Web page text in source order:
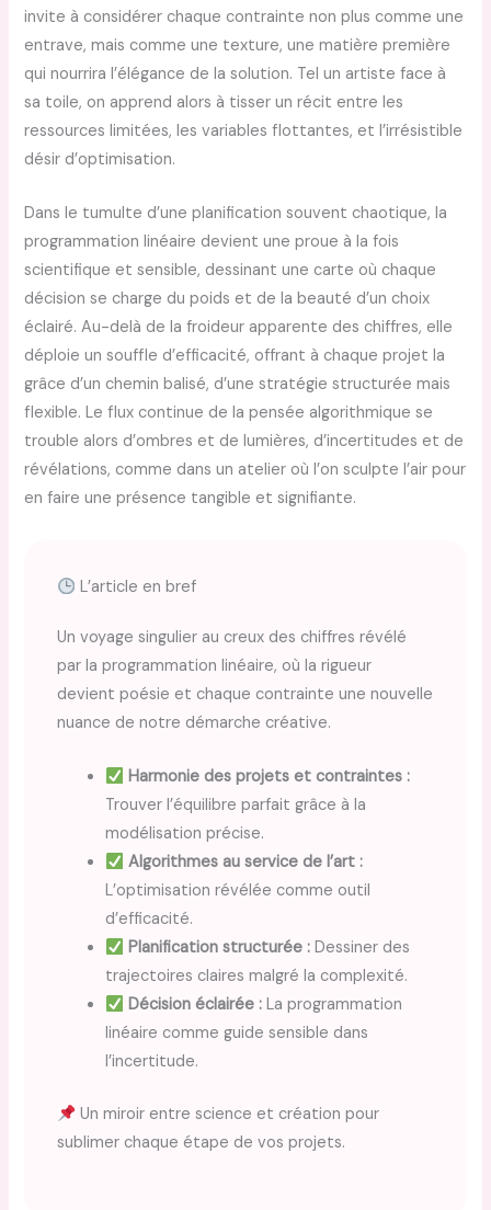
invite à considérer chaque contrainte non plus comme une
entrave, mais comme une texture, une matière première
qui nourrira l’élégance de la solution. Tel un artiste face à
sa toile, on apprend alors à tisser un récit entre les
ressources limitées, les variables flottantes, et l’irrésistible
désir d’optimisation.
Dans le tumulte d’une planification souvent chaotique, la
programmation linéaire devient une proue à la fois
scientifique et sensible, dessinant une carte où chaque
décision se charge du poids et de la beauté d’un choix
éclairé. Au-delà de la froideur apparente des chiffres, elle
déploie un souffle d’efficacité, offrant à chaque projet la
grâce d’un chemin balisé, d’une stratégie structurée mais
flexible. Le flux continue de la pensée algorithmique se
trouble alors d’ombres et de lumières, d’incertitudes et de
révélations, comme dans un atelier où l’on sculpte l’air pour
en faire une présence tangible et signifiante.
L’article en bref
Un voyage singulier au creux des chiffres révélé
par la programmation linéaire, où la rigueur
devient poésie et chaque contrainte une nouvelle
nuance de notre démarche créative.
Harmonie des projets et contraintes :
Trouver l’équilibre parfait grâce à la
modélisation précise.
Algorithmes au service de l’art :
L’optimisation révélée comme outil
d’efficacité.
Planification structurée :Dessiner des
trajectoires claires malgré la complexité.
Décision éclairée :La programmation
linéaire comme guide sensible dans
l’incertitude.
Un miroir entre science et création pour
sublimer chaque étape de vos projets.